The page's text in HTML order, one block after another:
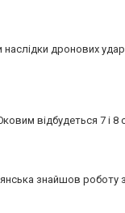
дронових
відбудеться 7 і 8
знайшов роботу